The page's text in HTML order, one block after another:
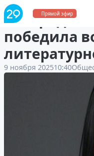
Прямой эфир
победила
9 ноября 202510:40